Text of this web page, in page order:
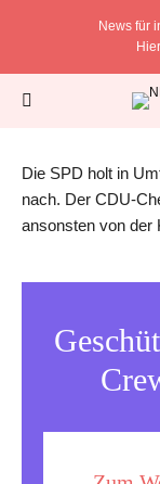
News für
«Das ist sehr seriös«, sagt
Merz
Die SPD holt in
nach. Der CDU-
ansonsten von der